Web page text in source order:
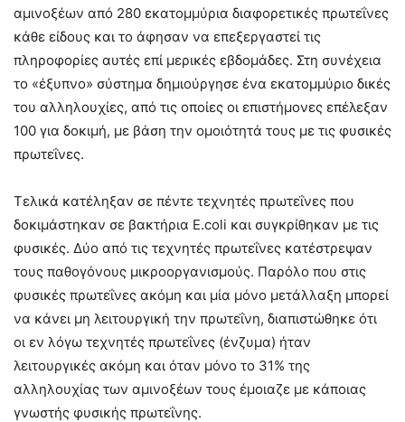
αμινοξέων από 280 εκατομμύρια διαφορετικές πρωτεΐνες
κάθε είδους και το άφησαν να επεξεργαστεί τις
πληροφορίες αυτές επί μερικές εβδομάδες. Στη συνέχεια
το «έξυπνο» σύστημα δημιούργησε ένα εκατομμύριο δικές
του αλληλουχίες, από τις οποίες οι επιστήμονες επέλεξαν
100 για δοκιμή, με βάση την ομοιότητά τους με τις φυσικές
πρωτεΐνες.
Τελικά κατέληξαν σε πέντε τεχνητές πρωτεΐνες που
δοκιμάστηκαν σε βακτήρια E.coli και συγκρίθηκαν με τις
φυσικές. Δύο από τις τεχνητές πρωτεΐνες κατέστρεψαν
τους παθογόνους μικροοργανισμούς. Παρόλο που στις
φυσικές πρωτεΐνες ακόμη και μία μόνο μετάλλαξη μπορεί
να κάνει μη λειτουργική την πρωτεΐνη, διαπιστώθηκε ότι
οι εν λόγω τεχνητές πρωτεΐνες (ένζυμα) ήταν
λειτουργικές ακόμη και όταν μόνο το 31% της
αλληλουχίας των αμινοξέων τους έμοιαζε με κάποιας
γνωστής φυσικής πρωτεΐνης.